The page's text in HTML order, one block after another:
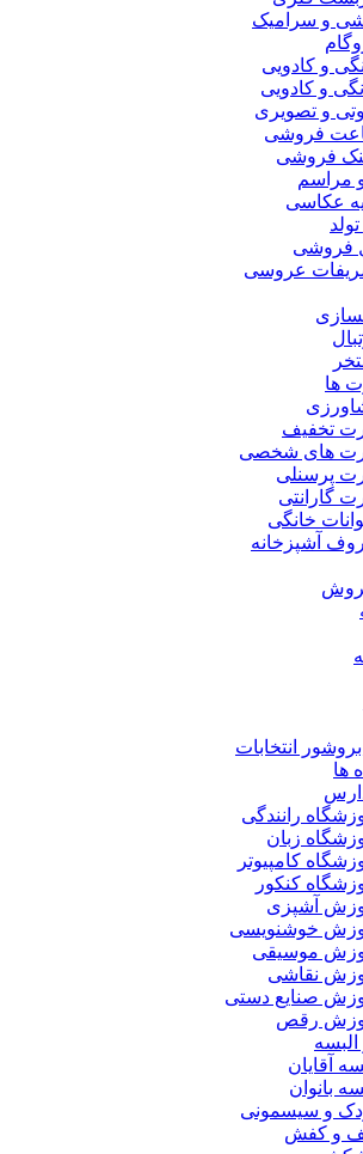
و سرامیک
و کادویی
و کادویی
و تصویری
فروشی
فروشی
مراسم
عکاسی
فروشی
عروسی
ها
تخفیف
های شخصی
پرسنلی
گارانتی
خانگی
آشپزخانه
انتخابات
ها
رانندگی
زبان
کامپیوتر
کنکور
آشپزی
خوشنویسی
موسیقی
نقاشی
صنایع دستی
رقص
آقایان
بانوان
و سیسمونی
و کفش